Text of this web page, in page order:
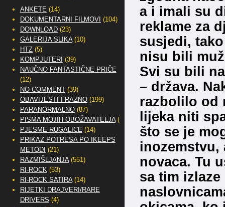
a i imali su
reklame za
susjedi,
nisu bili
Svi su bili
– država.
razbolilo od
lijeka niti
što se je
inozemstvu,
novaca. Tu
sa tim
ANKETE (14)
DOKUMENTARNI FILMOVI (104)
DOWNLOAD(23)
GALERIJA SLIKA(10)
HTZ(5)
KOMPJUTERI (39)
NAUČNO FANTASTIČNE PRIČE
(12)
NO COMMENT(39)
OBAVIJESTI I RAZNO(199)
PARANORMALNO(87)
PISMA MOJIH OBOŽAVATELJA(2)
PJESME RUGALICE (14)
PRIKAZ POTRESA PO IKEEPS
METODI (21)
RAZMIŠLJANJA(551)
RI-ROCK(53)
RI-ROCK SATIRA(14)
RIJETKI DRAJVERI/RARE
DRIVERS (4)